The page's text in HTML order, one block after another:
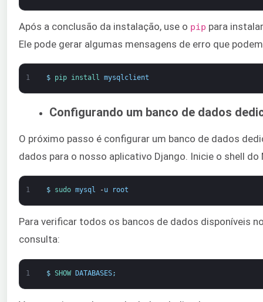
Após a conclusão da instalação, use o pip para
Ele pode gerar algumas mensagens de erro que
1 $ pip install mysqlclient
Configurando um banco de dados
O próximo passo é configurar um banco de dados
dados para o nosso aplicativo Django. Inicie o shell
1 $ sudo mysql -u root
Para verificar todos os bancos de dados disponíveis
consulta:
1 $ SHOW DATABASES;